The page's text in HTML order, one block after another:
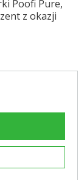
Poofi Pure,
z okazji